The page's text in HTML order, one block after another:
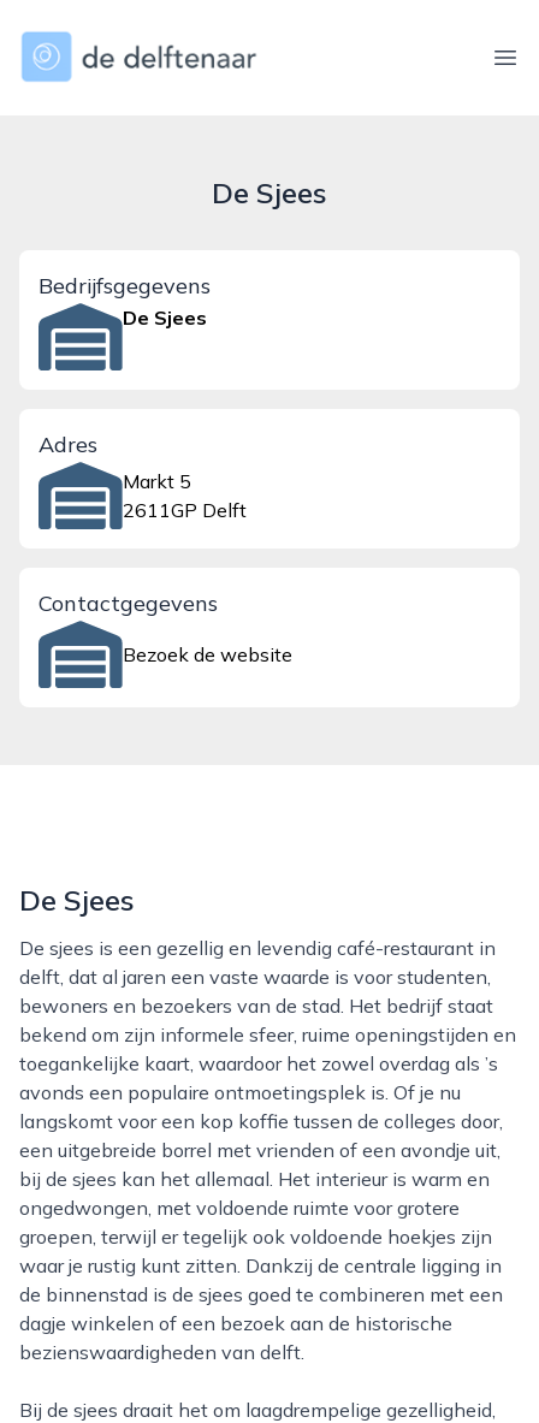
dedelftenaar.nl
De Sjees
Bedrijfsgegevens
De Sjees
Adres
Markt 5
2611GP Delft
Contactgegevens
Bezoek de website
De Sjees
De sjees is een gezellig en levendig café-restaurant in
delft, dat al jaren een vaste waarde is voor studenten,
bewoners en bezoekers van de stad. Het bedrijf staat
bekend om zijn informele sfeer, ruime openingstijden en
toegankelijke kaart, waardoor het zowel overdag als ’s
avonds een populaire ontmoetingsplek is. Of je nu
langskomt voor een kop koffie tussen de colleges door,
een uitgebreide borrel met vrienden of een avondje uit,
bij de sjees kan het allemaal. Het interieur is warm en
ongedwongen, met voldoende ruimte voor grotere
groepen, terwijl er tegelijk ook voldoende hoekjes zijn
waar je rustig kunt zitten. Dankzij de centrale ligging in
de binnenstad is de sjees goed te combineren met een
dagje winkelen of een bezoek aan de historische
bezienswaardigheden van delft.
Bij de sjees draait het om laagdrempelige gezelligheid,